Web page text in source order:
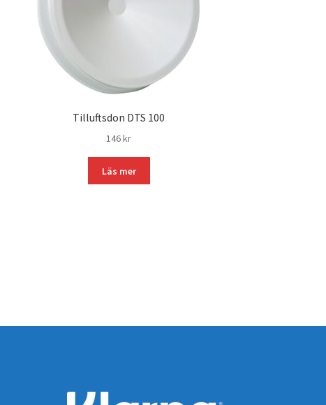
Tilluftsdon DTS 100
146kr
Läs mer